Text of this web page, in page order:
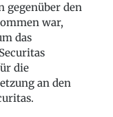
gegenüber den
war,
das
die
an den